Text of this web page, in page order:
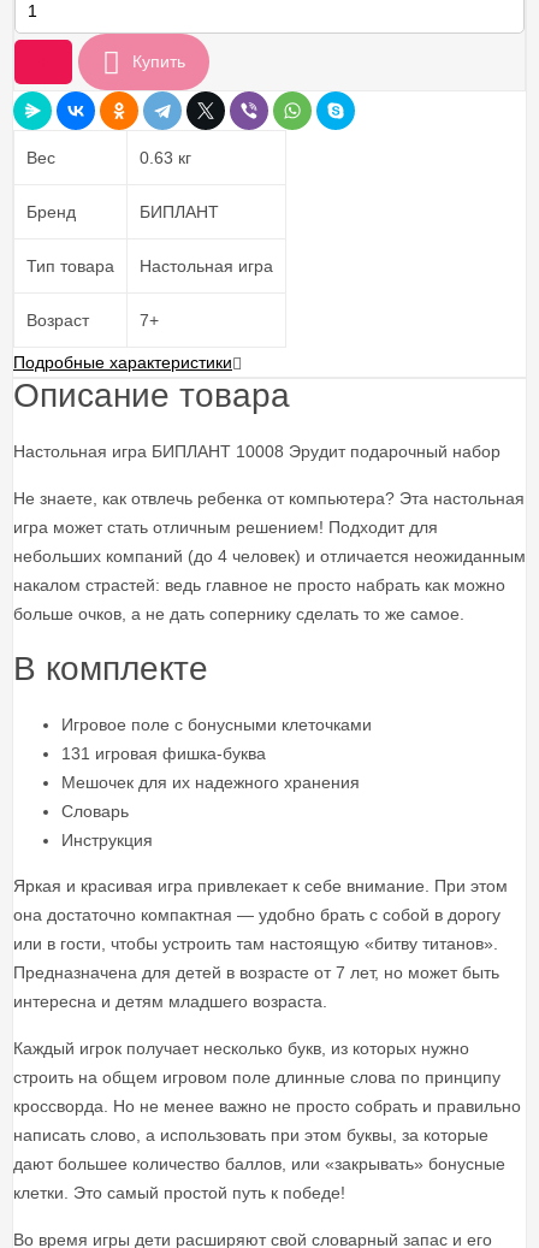
Купить
Вес 0.63 кг
Бренд БИПЛАНТ
Тип товара Настольная игра
Возраст 7+
Подробные характеристики
Описание товара
Настольная игра БИПЛАНТ 10008 Эрудит подарочный набор
Не знаете, как отвлечь ребенка от компьютера? Эта настольная
игра может стать отличным решением! Подходит для
небольших компаний (до 4 человек) и отличается неожиданным
накалом страстей: ведь главное не просто набрать как можно
больше очков, а не дать сопернику сделать то же самое.
В комплекте
Игровое поле с бонусными клеточками
131 игровая фишка-буква
Мешочек для их надежного хранения
Словарь
Инструкция
Яркая и красивая игра привлекает к себе внимание. При этом
она достаточно компактная — удобно брать с собой в дорогу
или в гости, чтобы устроить там настоящую «битву титанов».
Предназначена для детей в возрасте от 7 лет, но может быть
интересна и детям младшего возраста.
Каждый игрок получает несколько букв, из которых нужно
строить на общем игровом поле длинные слова по принципу
кроссворда. Но не менее важно не просто собрать и правильно
написать слово, а использовать при этом буквы, за которые
дают большее количество баллов, или «закрывать» бонусные
клетки. Это самый простой путь к победе!
Во время игры дети расширяют свой словарный запас и его